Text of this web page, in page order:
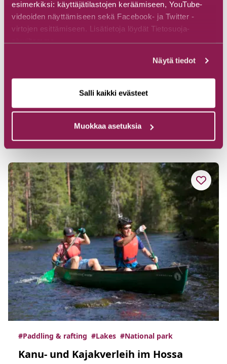
esimerkiksi: käyttäjätilastojen keräämiseen, YouTube-
videoiden näyttämiseen sekä Facebook- ja Twitter -
virtojen esittämiseen. Lisätietoja löydät Tietosuoja-
sivuiltamme.
Näytä tiedot
Salli kaikki evästeet
Muokkaa asetuksia
Camping Hossan Lumo
Lumontie 3, 89920 Ruhtinansalmi
#Paddling & rafting #Lakes #National park
Kanu- und Kajakverleih im Hossa